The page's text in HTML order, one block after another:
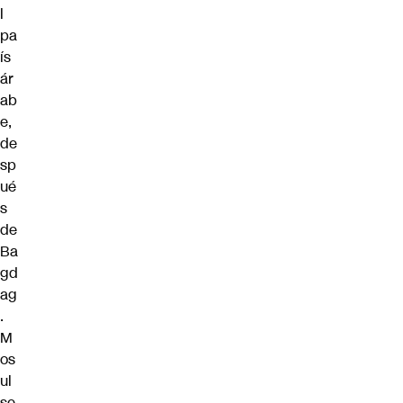
l
pa
ís
ár
ab
e,
de
sp
ué
s
de
Ba
gd
ag
.
M
os
ul